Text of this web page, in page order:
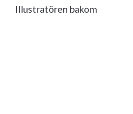
Illustratören bakom